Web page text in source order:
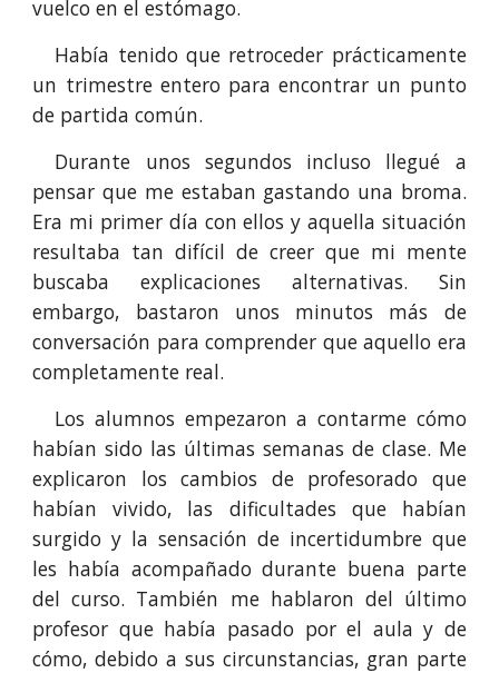
vuelco en el estómago.
Había tenido que retroceder prácticamente
un trimestre entero para encontrar un punto
de partida común.
Durante unos segundos incluso llegué a
pensar que me estaban gastando una broma.
Era mi primer día con ellos y aquella situación
resultaba tan difícil de creer que mi mente
buscaba explicaciones alternativas. Sin
embargo, bastaron unos minutos más de
conversación para comprender que aquello era
completamente real.
Los alumnos empezaron a contarme cómo
habían sido las últimas semanas de clase. Me
explicaron los cambios de profesorado que
habían vivido, las dificultades que habían
surgido y la sensación de incertidumbre que
les había acompañado durante buena parte
del curso. También me hablaron del último
profesor que había pasado por el aula y de
cómo, debido a sus circunstancias, gran parte